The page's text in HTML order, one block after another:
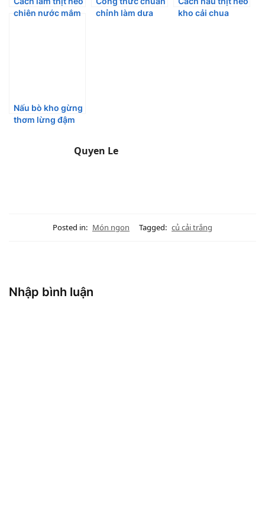
chiên nước mắm
chỉnh làm dưa
kho cải chua
Nấu bò kho gừng
thơm lừng đậm
Quyen Le
Posted in: Món ngon Tagged: củ cải trắng
Nhập bình luận